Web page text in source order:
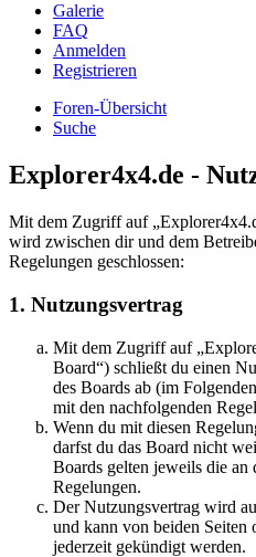
Galerie
FAQ
Anmelden
Registrieren
Foren-Übersicht
Suche
Explorer4x4.de -
Mit dem Zugriff auf
wird zwischen dir und dem
Regelungen geschlossen:
1. Nutzungsvertrag
Mit dem Zugriff auf
Board“) schließt du einen
des Boards ab (im
mit den nachfolgenden
Wenn du mit diesen
darfst du das Board nicht
Boards gelten jeweils die an
Regelungen.
Der Nutzungsvertrag wird
und kann von beiden Seiten
jederzeit gekündigt werden.